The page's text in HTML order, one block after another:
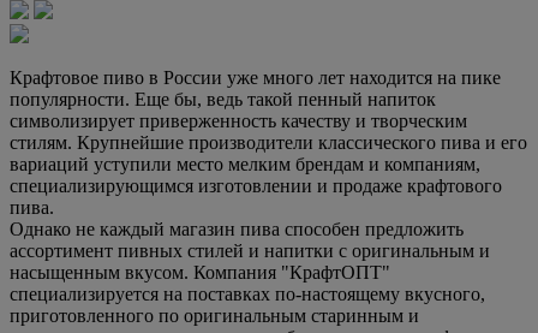
Крафтовое пиво в России уже много лет находится на пике
популярности. Еще бы, ведь такой пенный напиток
символизирует приверженность качеству и творческим
стилям. Крупнейшие производители классического пива и его
вариаций уступили место мелким брендам и компаниям,
специализирующимся изготовлении и продаже крафтового
пива.
Однако не каждый магазин пива способен предложить
ассортимент пивных стилей и напитки с оригинальным и
насыщенным вкусом. Компания "КрафтОПТ"
специализируется на поставках по-настоящему вкусного,
приготовленного по оригинальным старинным и